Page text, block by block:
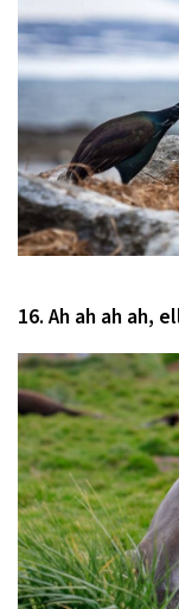
16. Ah ah ah ah,